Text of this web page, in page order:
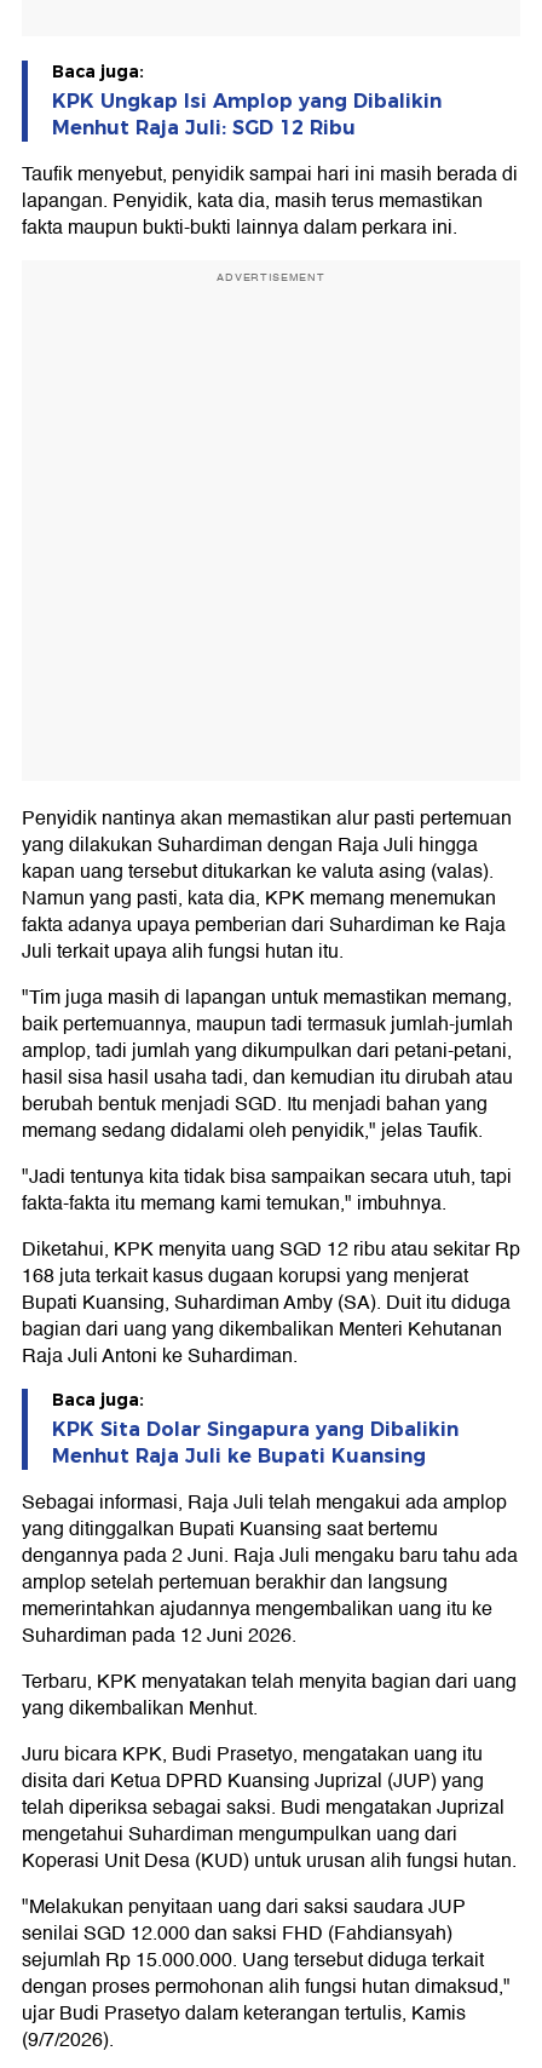
Baca juga:
KPK Ungkap Isi Amplop yang Dibalikin
Menhut Raja Juli: SGD 12 Ribu
Taufik menyebut, penyidik sampai hari ini masih berada di
lapangan. Penyidik, kata dia, masih terus memastikan
fakta maupun bukti-bukti lainnya dalam perkara ini.
ADVERTISEMENT
Penyidik nantinya akan memastikan alur pasti pertemuan
yang dilakukan Suhardiman dengan Raja Juli hingga
kapan uang tersebut ditukarkan ke valuta asing (valas).
Namun yang pasti, kata dia, KPK memang menemukan
fakta adanya upaya pemberian dari Suhardiman ke Raja
Juli terkait upaya alih fungsi hutan itu.
"Tim juga masih di lapangan untuk memastikan memang,
baik pertemuannya, maupun tadi termasuk jumlah-jumlah
amplop, tadi jumlah yang dikumpulkan dari petani-petani,
hasil sisa hasil usaha tadi, dan kemudian itu dirubah atau
berubah bentuk menjadi SGD. Itu menjadi bahan yang
memang sedang didalami oleh penyidik," jelas Taufik.
"Jadi tentunya kita tidak bisa sampaikan secara utuh, tapi
fakta-fakta itu memang kami temukan," imbuhnya.
Diketahui, KPK menyita uang SGD 12 ribu atau sekitar Rp
168 juta terkait kasus dugaan korupsi yang menjerat
Bupati Kuansing, Suhardiman Amby (SA). Duit itu diduga
bagian dari uang yang dikembalikan Menteri Kehutanan
Raja Juli Antoni ke Suhardiman.
Baca juga:
KPK Sita Dolar Singapura yang Dibalikin
Menhut Raja Juli ke Bupati Kuansing
Sebagai informasi, Raja Juli telah mengakui ada amplop
yang ditinggalkan Bupati Kuansing saat bertemu
dengannya pada 2 Juni. Raja Juli mengaku baru tahu ada
amplop setelah pertemuan berakhir dan langsung
memerintahkan ajudannya mengembalikan uang itu ke
Suhardiman pada 12 Juni 2026.
Terbaru, KPK menyatakan telah menyita bagian dari uang
yang dikembalikan Menhut.
Juru bicara KPK, Budi Prasetyo, mengatakan uang itu
disita dari Ketua DPRD Kuansing Juprizal (JUP) yang
telah diperiksa sebagai saksi. Budi mengatakan Juprizal
mengetahui Suhardiman mengumpulkan uang dari
Koperasi Unit Desa (KUD) untuk urusan alih fungsi hutan.
"Melakukan penyitaan uang dari saksi saudara JUP
senilai SGD 12.000 dan saksi FHD (Fahdiansyah)
sejumlah Rp 15.000.000. Uang tersebut diduga terkait
dengan proses permohonan alih fungsi hutan dimaksud,"
ujar Budi Prasetyo dalam keterangan tertulis, Kamis
(9/7/2026).